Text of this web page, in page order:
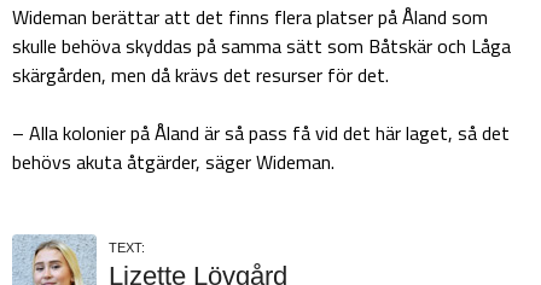
Wideman berättar att det finns flera platser på Åland som
skulle behöva skyddas på samma sätt som Båtskär och Låga
skärgården, men då krävs det resurser för det.
– Alla kolonier på Åland är så pass få vid det här laget, så det
behövs akuta åtgärder, säger Wideman.
TEXT:
Lizette Lövgård